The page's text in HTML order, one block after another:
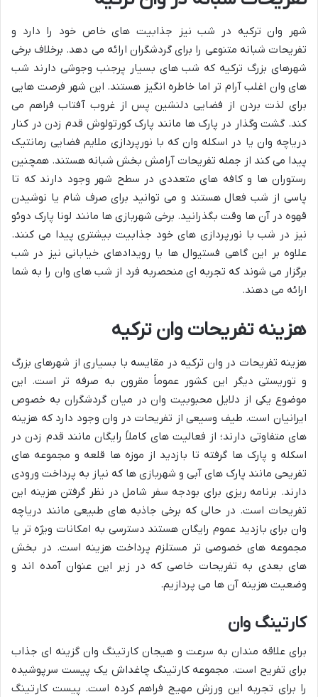
شهر وان ترکیه در شب نیز جذابیت های خاص خود را دارد و
تفریحات شبانه متنوعی را برای گردشگران ارائه می دهد. برخلاف برخی
شهرهای بزرگ ترکیه که شب های بسیار پرجنب وجوشی دارند شب
های وان اغلب آرام تر اما خاطره انگیز هستند. این شهر فرصت هایی
برای لذت بردن از فضایی دلنشین پس از غروب آفتاب فراهم می
کند. گشت وگذار در پارک ها مانند پارک کورتولوش قدم زدن در کنار
دریاچه وان یا در اسکله وان که با نورپردازی ملایم فضایی رمانتیک
پیدا می کند از جمله تفریحات آرامش بخش شبانه هستند. همچنین
رستوران ها و کافه های متعددی در سطح شهر وجود دارند که تا
پاسی از شب فعال هستند و می توانید برای صرف شام یا نوشیدن
قهوه در آن ها وقت بگذرانید. برخی شهربازی ها مانند لونا پارک دوئو
نیز در شب با نورپردازی های خود جذابیت بیشتری پیدا می کنند.
علاوه بر این گاهی فستیوال ها یا رویدادهای خیابانی نیز در شب
برگزار می شوند که تجربه ای منحصربه فرد از شب های وان را به شما
ارائه می دهند.
هزینه تفریحات وان ترکیه
هزینه تفریحات در وان ترکیه در مقایسه با بسیاری از شهرهای بزرگ
و توریستی دیگر این کشور عموماً مقرون به صرفه تر است. این
موضوع یکی از دلایل محبوبیت وان در میان گردشگران به خصوص
ایرانیان است. طیف وسیعی از تفریحات در وان وجود دارد که هزینه
های متفاوتی دارند؛ از فعالیت های کاملاً رایگان مانند قدم زدن در
اسکله و پارک ها گرفته تا بازدید از موزه ها قلعه و مجموعه های
تفریحی مانند پارک های آبی و شهربازی ها که نیاز به پرداخت ورودی
دارند. برنامه ریزی برای بودجه سفر شامل در نظر گرفتن هزینه این
تفریحات است. در حالی که برخی جاذبه های طبیعی مانند دریاچه
وان برای بازدید عموم رایگان هستند دسترسی به امکانات ویژه تر یا
مجموعه های خصوصی تر مستلزم پرداخت هزینه است. در بخش
های بعدی به تفریحات خاصی که در زیر این عنوان آمده اند و
وضعیت هزینه آن ها می پردازیم.
کارتینگ وان
برای علاقه مندان به سرعت و هیجان کارتینگ وان گزینه ای جذاب
برای تفریح است. مجموعه کارتینگ چاغداش یک پیست سرپوشیده
را برای تجربه این ورزش مهیج فراهم کرده است. پیست کارتینگ